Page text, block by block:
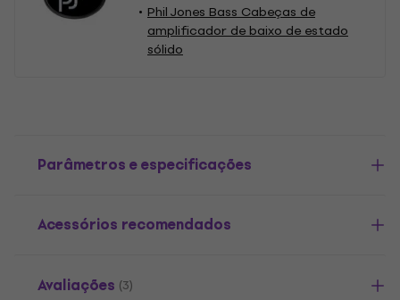
Phil Jones Bass Cabeças de
amplificador de baixo de estado
sólido
Parâmetros e especificações
Acessórios recomendados
Avaliações (3)